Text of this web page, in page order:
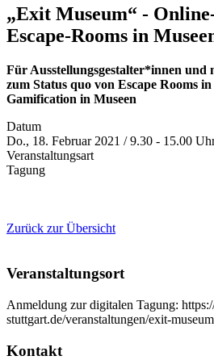
„Exit Museum“ -
Escape-Rooms in
Für Ausstellungsgestalter*innen und
zum Status quo von Escape Rooms
Gamification in Museen
Datum
Do., 18. Februar 2021 / 9.30 - 15.00
Veranstaltungsart
Tagung
Zurück zur Übersicht
Veranstaltungsort
Anmeldung zur digitalen Tagung:
stuttgart.de/veranstaltungen/exit-
Kontakt